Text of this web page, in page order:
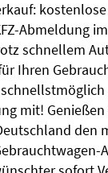
Abmeldung
schnellem
Ihren
mit!
den